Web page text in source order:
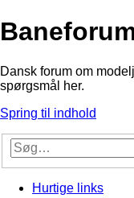
Dansk forum om
spørgsmål her.
Spring til indhold
Hurtige links